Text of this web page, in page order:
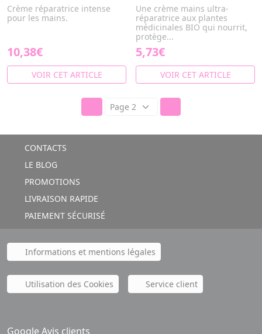
Crème réparatrice intense
pour les mains.
10,38€
VOIR CET ARTICLE
Une crème mains ultra-
réparatrice aux plantes
médicinales BIO qui nourrit,
protège...
5,73€
VOIR CET ARTICLE
CONTACTS
LE BLOG
PROMOTIONS
LIVRAISON RAPIDE
PAIEMENT SÉCURISÉ
Informations et mentions légales
Utilisation des Cookies Service client
Google Avis clients